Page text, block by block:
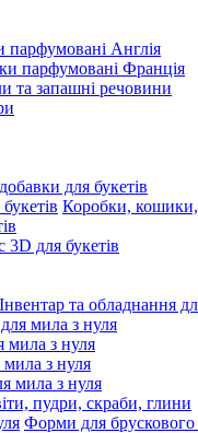
парфумовані Англія
парфумовані Франція
та запашні речовини
для букетів
Коробки, кошики,
для букетів
Інвентар та обладнання
мила з нуля
мила з нуля
з нуля
мила з нуля
пудри, скраби, глини
Форми для